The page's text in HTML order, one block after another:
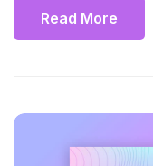
Read More